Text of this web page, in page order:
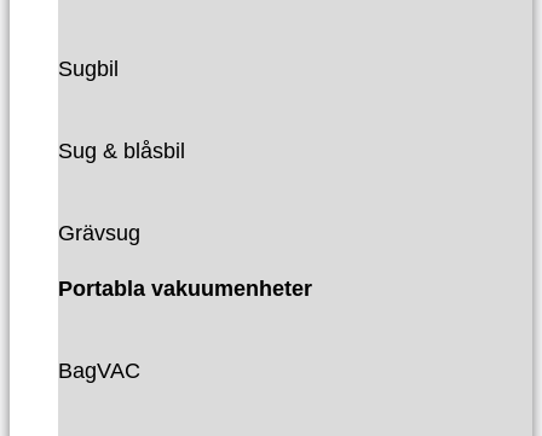
Sugbil
Sug & blåsbil
Grävsug
Portabla vakuumenheter
BagVAC